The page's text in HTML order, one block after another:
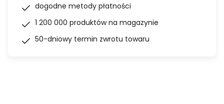
dogodne metody płatności
1 200 000 produktów na magazynie
50-dniowy termin zwrotu towaru